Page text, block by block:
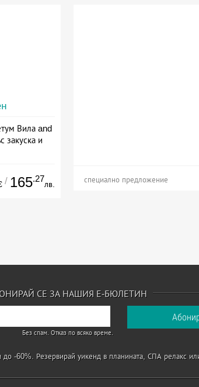
Вила and
закуска и
/ 165.27
лв. специално предложение
СЕ ЗА НАШИЯ Е-БЮЛЕТИН
Без спам. Отказ по всяко време.
-60%. Резервирай уикенд в планината, СПА релакс